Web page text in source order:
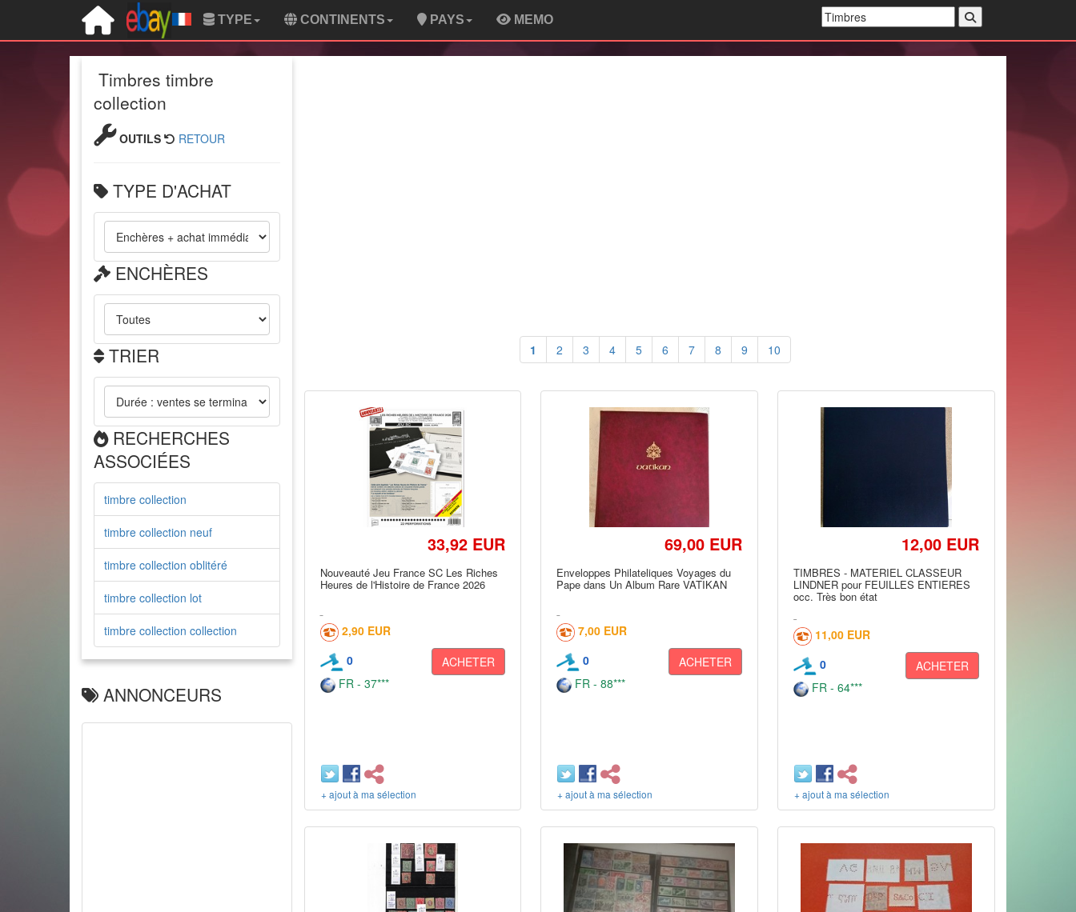
TYPE CONTINENTS PAYS MEMO
Timbres timbre
collection
OUTILS RETOUR
TYPE D'ACHAT
ENCHÈRES
TRIER
RECHERCHES
ASSOCIÉES
timbre collection
timbre collection neuf
timbre collection oblitéré
timbre collection lot
timbre collection collection
ANNONCEURS
1 2 3 4 5 6 7 8 9 10
33,92 EUR
Nouveauté Jeu France SC Les Riches
Heures de l'Histoire de France 2026
2,90 EUR
0
ACHETER
FR - 37***
+ ajout à ma sélection
69,00 EUR
Enveloppes Philateliques Voyages du
Pape dans Un Album Rare VATIKAN
7,00 EUR
0
ACHETER
FR - 88***
+ ajout à ma sélection
12,00 EUR
TIMBRES - MATERIEL CLASSEUR
LINDNER pour FEUILLES ENTIERES
occ. Très bon état
11,00 EUR
0
ACHETER
FR - 64***
+ ajout à ma sélection